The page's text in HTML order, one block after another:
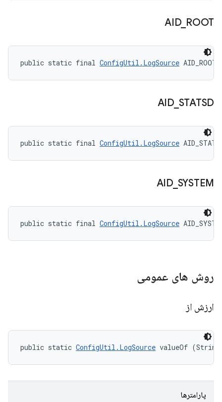
AID_ ROOT
public static final ConfigUtil.LogSource AID_ROOT
AID_ STATSD
public static final ConfigUtil.LogSource
AID_ SYSTEM
public static final ConfigUtil.LogSource
روش های عمومی
ارزش از
public static ConfigUtil.LogSource valueOf (String
پارامترها